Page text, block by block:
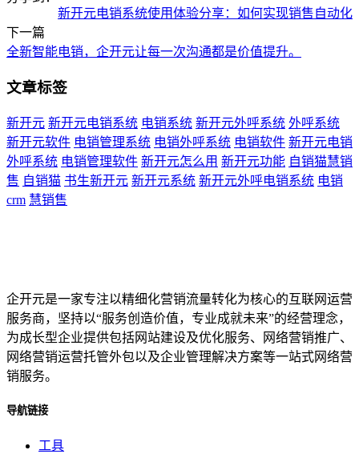
新开元电销系统使用体验分享：如何实现销售自动化
下一篇
全新智能电销，企开元让每一次沟通都是价值提升。
文章标签
新开元 新开元电销系统 电销系统 新开元外呼系统 外呼系统
新开元软件 电销管理系统 电销外呼系统 电销软件 新开元电销
外呼系统 电销管理软件 新开元怎么用 新开元功能 自销猫慧销
售 自销猫 书生新开元 新开元系统 新开元外呼电销系统 电销
crm 慧销售
企开元是一家专注以精细化营销流量转化为核心的互联网运营
服务商，坚持以“服务创造价值，专业成就未来”的经营理念，
为成长型企业提供包括网站建设及优化服务、网络营销推广、
网络营销运营托管外包以及企业管理解决方案等一站式网络营
销服务。
导航链接
工具